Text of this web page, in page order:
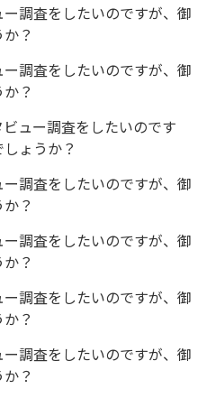
調査をしたいのですが、御
？
調査をしたいのですが、御
？
ュー調査をしたいのです
ょうか？
調査をしたいのですが、御
？
調査をしたいのですが、御
？
調査をしたいのですが、御
？
調査をしたいのですが、御
？